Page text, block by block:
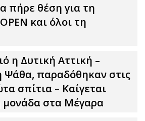
πήρε θέση για τη
και όλοι τη
η Δυτική Αττική –
Ψάθα, παραδόθηκαν στις
σπίτια – Καίγεται
μονάδα στα Μέγαρα